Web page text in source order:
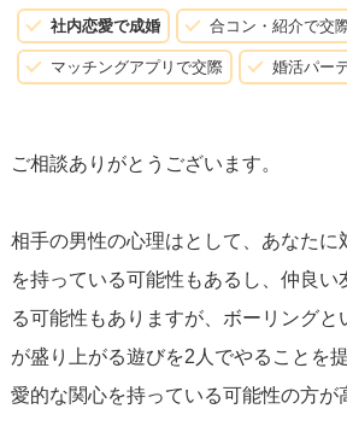
上の存在になるかもしれません。また
束を提案することで、更に2人の距離
す。例えば、「今度は●●に行ってみた
点でははっきりとは分かりませんが、
とで自然と2人の関係が深まり、彼の
くるはずです 。肝心なのは、自分自身
この出会いを心から楽しむこと。それ
をより良い方向へ導く鍵となります。
社内恋愛で成婚 合コン・紹介で交
マッチングアプリで交際 婚活パー
ご相談ありがとうございます。
相手の男性の心理はとして、あなたに
を持っている可能性もあるし、仲良い
る可能性もありますが、ボーリングと
が盛り上がる遊びを2人でやることを
愛的な関心を持っている可能性の方が